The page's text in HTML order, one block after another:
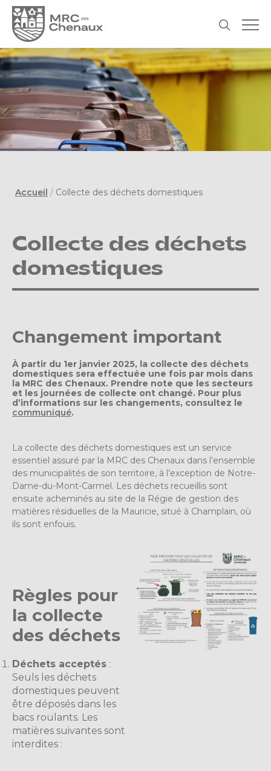
Accueil / Collecte des déchets domestiques
Collecte des déchets
domestiques
Changement important
À partir du 1er janvier 2025, la collecte des déchets
domestiques sera effectuée une fois par mois dans
la MRC des Chenaux. Prendre note que les secteurs
et les journées de collecte ont changé. Pour plus
d’informations sur les changements, consultez le
communiqué.
La collecte des déchets domestiques est un service
essentiel assuré par la MRC des Chenaux dans l’ensemble
des municipalités de son territoire, à l’exception de Notre-
Dame-du-Mont-Carmel. Les déchets recueillis sont
ensuite acheminés au site de la Régie de gestion des
matières résiduelles de la Mauricie, situé à Champlain, où
ils sont enfouis.
Règles pour
la collecte
des déchets
Déchets acceptés :
Seuls les déchets
domestiques peuvent
être déposés dans les
bacs roulants. Les
matières suivantes sont
interdites :